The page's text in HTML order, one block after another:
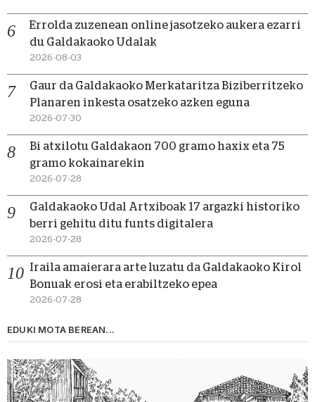
Errolda zuzenean online jasotzeko aukera ezarri
du Galdakaoko Udalak
2026-08-03
Gaur da Galdakaoko Merkataritza Biziberritzeko
Planaren inkesta osatzeko azken eguna
2026-07-30
Bi atxilotu Galdakaon 700 gramo haxix eta 75
gramo kokainarekin
2026-07-28
Galdakaoko Udal Artxiboak 17 argazki historiko
berri gehitu ditu funts digitalera
2026-07-28
Iraila amaierara arte luzatu da Galdakaoko Kirol
Bonuak erosi eta erabiltzeko epea
2026-07-28
EDUKI MOTA BEREAN...